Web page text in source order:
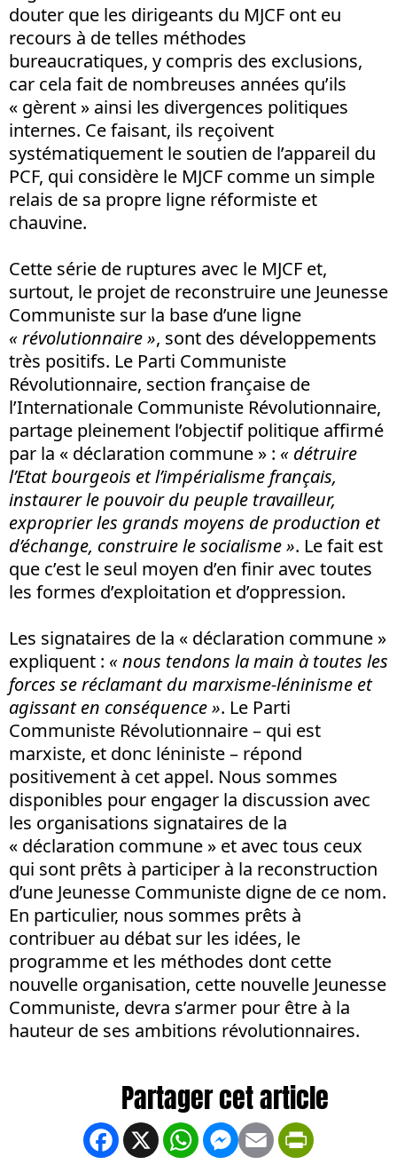
douter que les dirigeants du MJCF ont eu
recours à de telles méthodes
bureaucratiques, y compris des exclusions,
car cela fait de nombreuses années qu’ils
« gèrent » ainsi les divergences politiques
internes. Ce faisant, ils reçoivent
systématiquement le soutien de l’appareil du
PCF, qui considère le MJCF comme un simple
relais de sa propre ligne réformiste et
chauvine.
Cette série de ruptures avec le MJCF et,
surtout, le projet de reconstruire une Jeunesse
Communiste sur la base d’une ligne
« révolutionnaire », sont des développements
très positifs. Le Parti Communiste
Révolutionnaire, section française de
l’Internationale Communiste Révolutionnaire,
partage pleinement l’objectif politique affirmé
par la « déclaration commune » : « détruire
l’Etat bourgeois et l’impérialisme français,
instaurer le pouvoir du peuple travailleur,
exproprier les grands moyens de production et
d’échange, construire le socialisme ». Le fait est
que c’est le seul moyen d’en finir avec toutes
les formes d’exploitation et d’oppression.
Les signataires de la « déclaration commune »
expliquent : « nous tendons la main à toutes les
forces se réclamant du marxisme-léninisme et
agissant en conséquence ». Le Parti
Communiste Révolutionnaire – qui est
marxiste, et donc léniniste – répond
positivement à cet appel. Nous sommes
disponibles pour engager la discussion avec
les organisations signataires de la
« déclaration commune » et avec tous ceux
qui sont prêts à participer à la reconstruction
d’une Jeunesse Communiste digne de ce nom.
En particulier, nous sommes prêts à
contribuer au débat sur les idées, le
programme et les méthodes dont cette
nouvelle organisation, cette nouvelle Jeunesse
Communiste, devra s’armer pour être à la
hauteur de ses ambitions révolutionnaires.
Facebook
X WhatsApp
Messenger
Email